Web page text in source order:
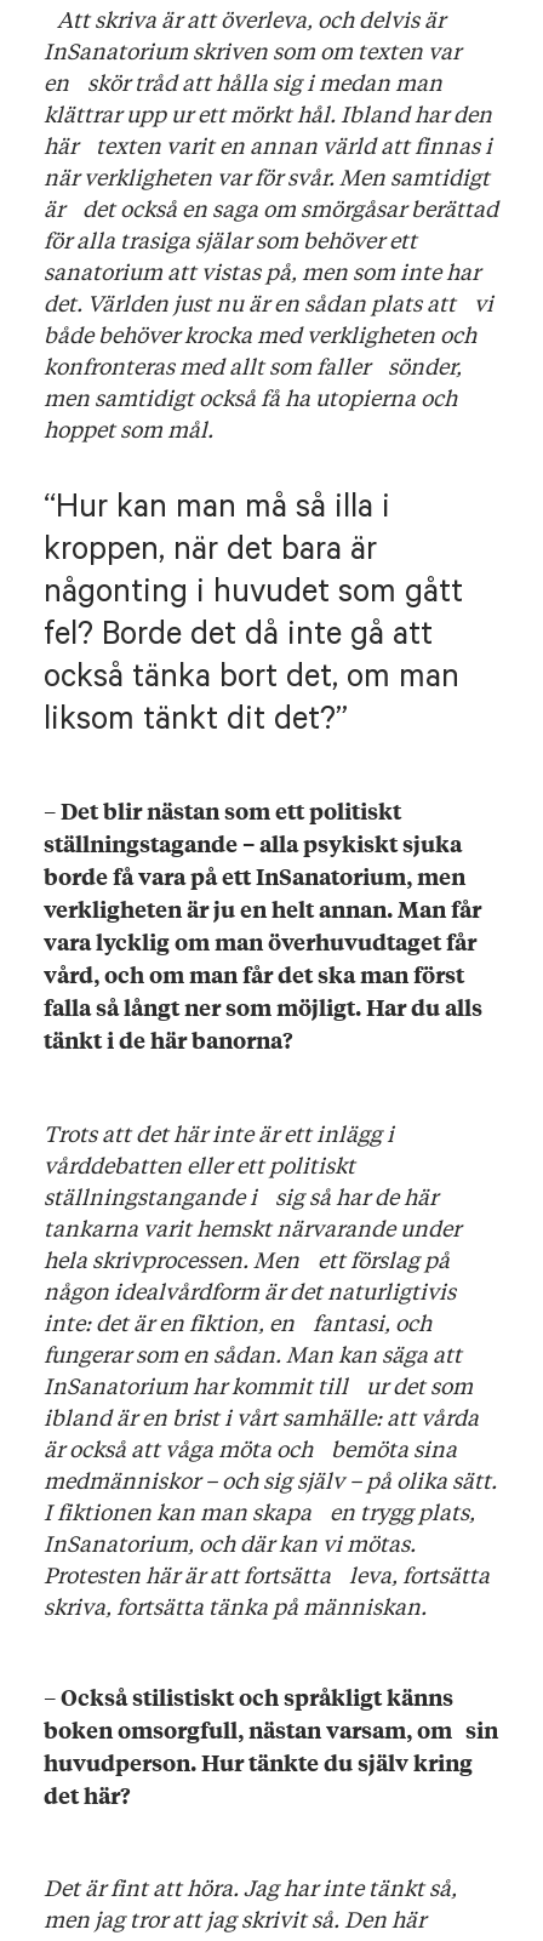
Att skriva är att överleva, och delvis är
InSanatorium skriven som om texten var
en skör tråd att hålla sig i medan man
klättrar upp ur ett mörkt hål. Ibland har den
här texten varit en annan värld att finnas i
när verkligheten var för svår. Men samtidigt
är det också en saga om smörgåsar berättad
för alla trasiga själar som behöver ett
sanatorium att vistas på, men som inte har
det. Världen just nu är en sådan plats att vi
både behöver krocka med verkligheten och
konfronteras med allt som faller sönder,
men samtidigt också få ha utopierna och
hoppet som mål.
Hur kan man må så illa i
kroppen, när det bara är
någonting i huvudet som gått
fel? Borde det då inte gå att
också tänka bort det, om man
liksom tänkt dit det?
–Det blir nästan som ett politiskt
ställningstagande – alla psykiskt sjuka
borde få vara på ett InSanatorium, men
verkligheten är ju en helt annan. Man får
vara lycklig om man överhuvudtaget får
vård, och om man får det ska man först
falla så långt ner som möjligt. Har du alls
tänkt i de här banorna?
Trots att det här inte är ett inlägg i
vårddebatten eller ett politiskt
ställningstangande i sig så har de här
tankarna varit hemskt närvarande under
hela skrivprocessen. Men ett förslag på
någon idealvårdform är det naturligtivis
inte: det är en fiktion, en fantasi, och
fungerar som en sådan. Man kan säga att
InSanatorium har kommit till ur det som
ibland är en brist i vårt samhälle: att vårda
är också att våga möta och bemöta sina
medmänniskor – och sig själv – på olika sätt.
I fiktionen kan man skapa en trygg plats,
InSanatorium, och där kan vi mötas.
Protesten här är att fortsätta leva, fortsätta
skriva, fortsätta tänka på människan.
–Också stilistiskt och språkligt känns
boken omsorgfull, nästan varsam, om sin
huvudperson. Hur tänkte du själv kring
det här?
Det är fint att höra. Jag har inte tänkt så,
men jag tror att jag skrivit så. Den här